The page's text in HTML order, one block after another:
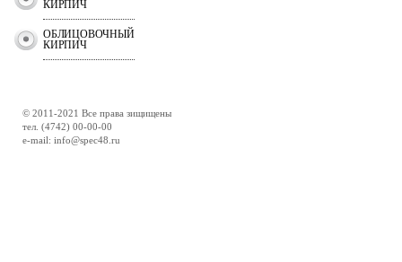
КИРПИЧ
ОБЛИЦОВОЧНЫЙ
КИРПИЧ
© 2011-2021 Все права зищищены
тел. (4742) 00-00-00
e-mail: info@spec48.ru